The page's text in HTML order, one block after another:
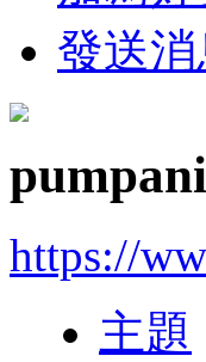
發送消
https://
主題